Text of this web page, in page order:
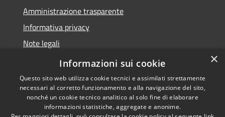
Amministrazione trasparente
Informativa privacy
Note legali
Dichiarazione di accessibilità
Copyright © 2026 • Comune di
×
Informazioni sui cookie
Questo sito web utilizza cookie tecnici e assimilati strettamente
necessari al corretto funzionamento e alla navigazione del sito,
nonché un cookie tecnico analitico al solo fine di elaborare
informazioni statistiche, aggregate e anonime.